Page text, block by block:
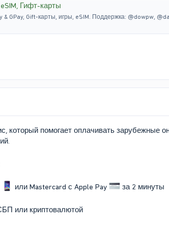
Гифт-карты
& GPay, Gift-карты, игры, eSIM. Поддержка: @dowpw,
который помогает оплачивать зарубежные
или Mastercard с Apple Pay за 2 минуты
или криптовалютой